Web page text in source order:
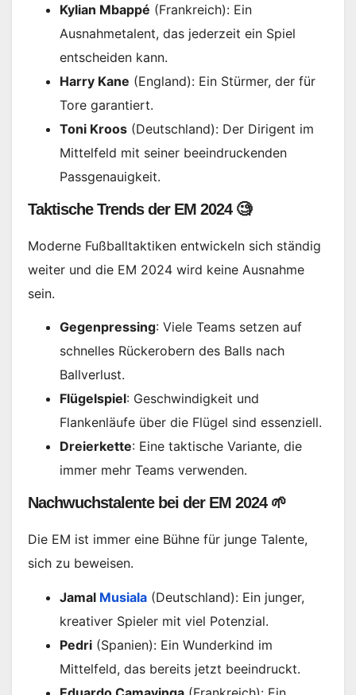
Kylian Mbappé (Frankreich): Ein
Ausnahmetalent, das jederzeit ein Spiel
entscheiden kann.
Harry Kane (England): Ein Stürmer, der für
Tore garantiert.
Toni Kroos (Deutschland): Der Dirigent im
Mittelfeld mit seiner beeindruckenden
Passgenauigkeit.
Taktische Trends der EM 2024 🧐
Moderne Fußballtaktiken entwickeln sich ständig
weiter und die EM 2024 wird keine Ausnahme
sein.
Gegenpressing: Viele Teams setzen auf
schnelles Rückerobern des Balls nach
Ballverlust.
Flügelspiel: Geschwindigkeit und
Flankenläufe über die Flügel sind essenziell.
Dreierkette: Eine taktische Variante, die
immer mehr Teams verwenden.
Nachwuchstalente bei der EM 2024 🌱
Die EM ist immer eine Bühne für junge Talente,
sich zu beweisen.
Jamal Musiala (Deutschland): Ein junger,
kreativer Spieler mit viel Potenzial.
Pedri (Spanien): Ein Wunderkind im
Mittelfeld, das bereits jetzt beeindruckt.